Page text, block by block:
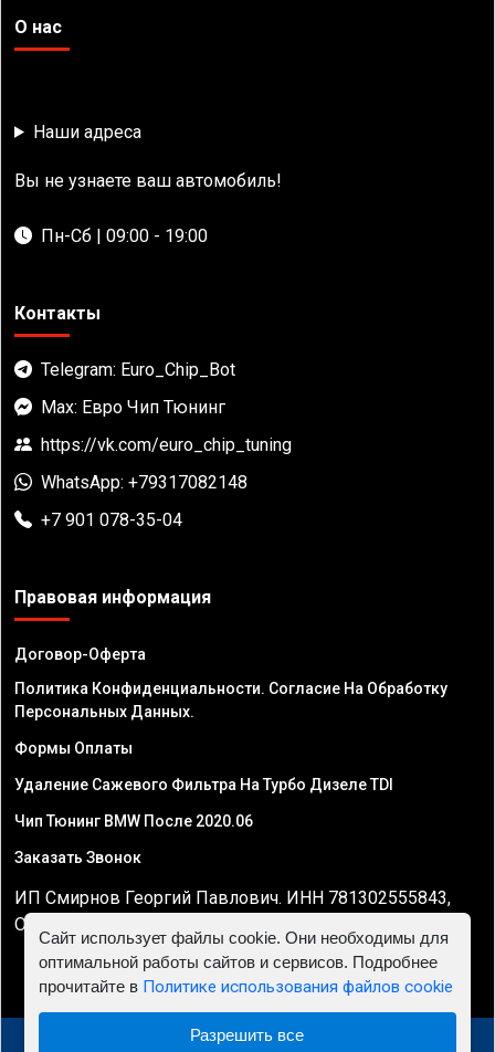
О нас
Наши адреса
Вы не узнаете ваш автомобиль!
Пн-Сб | 09:00 - 19:00
Контакты
Telegram: Euro_Chip_Bot
Max: Евро Чип Тюнинг
https://vk.com/euro_chip_tuning
WhatsApp: +79317082148
+7 901 078-35-04
Правовая информация
Договор-Оферта
Политика Конфиденциальности. Согласие На Обработку
Персональных Данных.
Формы Оплаты
Удаление Сажевого Фильтра На Турбо Дизеле TDI
Чип Тюнинг BMW После 2020.06
Заказать Звонок
ИП Смирнов Георгий Павлович. ИНН 781302555843,
ОГРНИП 324470400032610
© 2010 - 2026 Чип тюнинг двигателя автомобиля -
Сайт использует файлы cookie. Они необходимы для
оптимальной работы сайтов и сервисов. Подробнее
прочитайте в Политике использования файлов cookie
Разрешить все